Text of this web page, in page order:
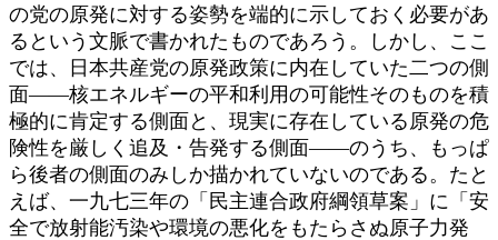
の党の原発に対する姿勢を端的に示しておく必要があ
るという文脈で書かれたものであろう。しかし、ここ
では、日本共産党の原発政策に内在していた二つの側
面――核エネルギーの平和利用の可能性そのものを積
極的に肯定する側面と、現実に存在している原発の危
険性を厳しく追及・告発する側面――のうち、もっぱ
ら後者の側面のみしか描かれていないのである。たと
えば、一九七三年の「民主連合政府綱領草案」に「安
全で放射能汚染や環境の悪化をもたらさぬ原子力発